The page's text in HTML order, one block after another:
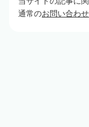
通常のお問い合わ